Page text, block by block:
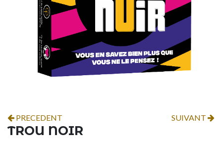
PRECEDENT SUIVANT
TROU NOIR